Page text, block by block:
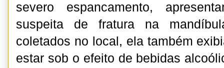
severo espancamento,
suspeita de fratura na
coletados no local, ela também
estar sob o efeito de bebidas